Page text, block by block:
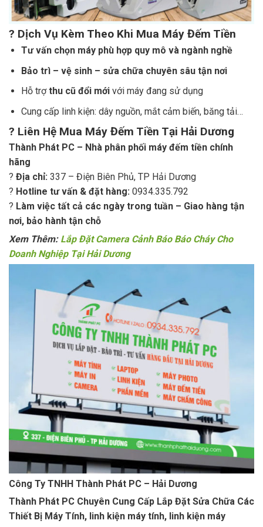
? Dịch Vụ Kèm Theo Khi Mua Máy Đếm Tiền
Tư vấn chọn máy phù hợp quy mô và ngành nghề
Bảo trì – vệ sinh – sửa chữa chuyên sâu tận nơi
Hỗ trợthu cũ đổi mớivới máy đang sử dụng
Cung cấp linh kiện: dây nguồn, mắt cảm biến, băng tải…
? Liên Hệ Mua Máy Đếm Tiền Tại Hải Dương
Thành Phát PC – Nhà phân phối máy đếm tiền chính
hãng
? Địa chỉ: 337 – Điện Biên Phủ, TP Hải Dương
? Hotline tư vấn & đặt hàng: 0934.335.792
? Làm việc tất cả các ngày trong tuần – Giao hàng tận
nơi, bảo hành tận chỗ
Xem Thêm: Lắp Đặt Camera Cảnh Báo Báo Cháy Cho
Doanh Nghiệp Tại Hải Dương
Công Ty TNHH Thành Phát PC – Hải Dương
Thành Phát PC Chuyên Cung Cấp Lắp Đặt Sửa Chữa Các
Thiết Bị Máy Tính, linh kiện máy tính, linh kiện máy